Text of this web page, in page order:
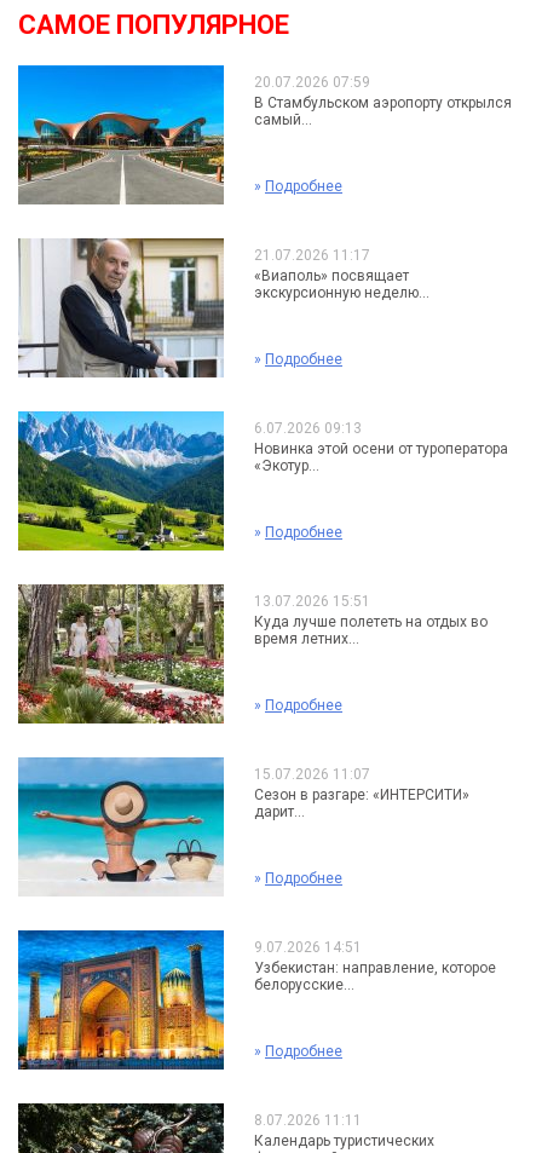
САМОЕ ПОПУЛЯРНОЕ
20.07.2026 07:59
В Стамбульском аэропорту открылся
самый...
» Подробнее
21.07.2026 11:17
«Виаполь» посвящает
экскурсионную неделю...
» Подробнее
6.07.2026 09:13
Новинка этой осени от туроператора
«Экотур...
» Подробнее
13.07.2026 15:51
Куда лучше полететь на отдых во
время летних...
» Подробнее
15.07.2026 11:07
Сезон в разгаре: «ИНТЕРСИТИ»
дарит...
» Подробнее
9.07.2026 14:51
Узбекистан: направление, которое
белорусские...
» Подробнее
8.07.2026 11:11
Календарь туристических